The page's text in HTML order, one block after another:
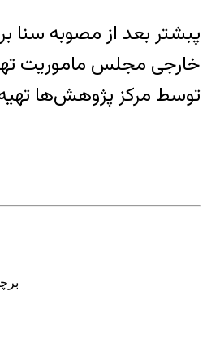
پبشتر بعد از مصوبه سنا
خارجی مجلس ماموریت
توسط مرکز پژوهش‌ها